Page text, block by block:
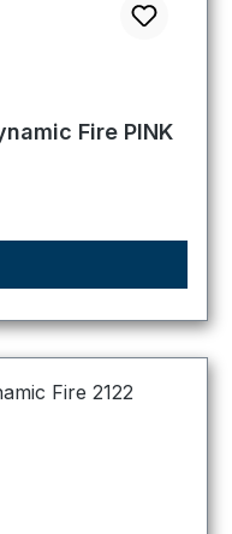
5 von 5 Sternen
Fire PINK